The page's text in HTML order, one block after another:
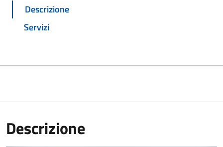
Descrizione
Servizi
Descrizione